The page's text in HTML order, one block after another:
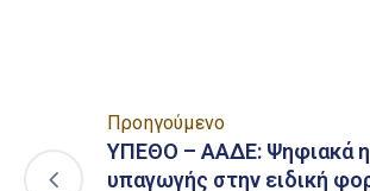
Προηγούμενο
ΥΠΕΘΟ – ΑΑΔΕ: Ψηφιακά η
υπαγωγής στην ειδική